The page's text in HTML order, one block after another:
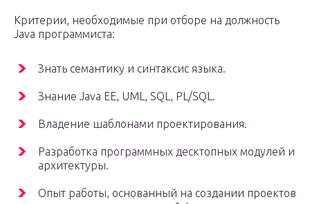
Критерии, необходимые при отборе на должность
Java программиста:
Знать семантику и синтаксис языка.
Знание Java EE, UML, SQL, PL/SQL.
Владение шаблонами проектирования.
Разработка программных десктопных модулей и
архитектуры.
Опыт работы, основанный на создании проектов